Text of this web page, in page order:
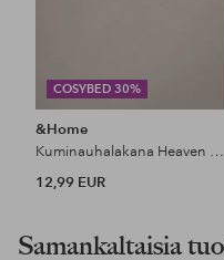
COSYBED 30%
&Home
Kuminauhalakana Heaven puuvillaa
12,99 EUR
Samankaltaisia